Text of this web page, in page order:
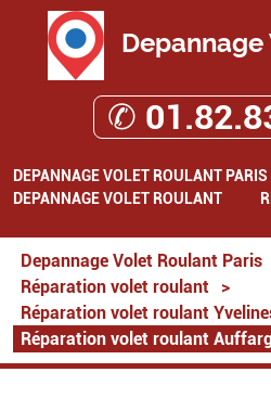
✆
DEPANNAGE VOLET ROULANT PARIS
DEPANNAGE VOLET ROULANT
Depannage Volet Roulant Paris
Réparation volet roulant
>
Réparation volet roulant
Réparation volet roulant